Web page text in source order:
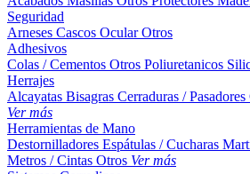
Seguridad
Arneses Cascos OcularOtros
Adhesivos
Colas / Cementos Otros Poliuretanicos
Herrajes
Alcayatas Bisagras Cerraduras / Pasadores
Ver más
Herramientas de Mano
Destornilladores Espátulas / Cucharas
Metros / Cintas Otros Ver más